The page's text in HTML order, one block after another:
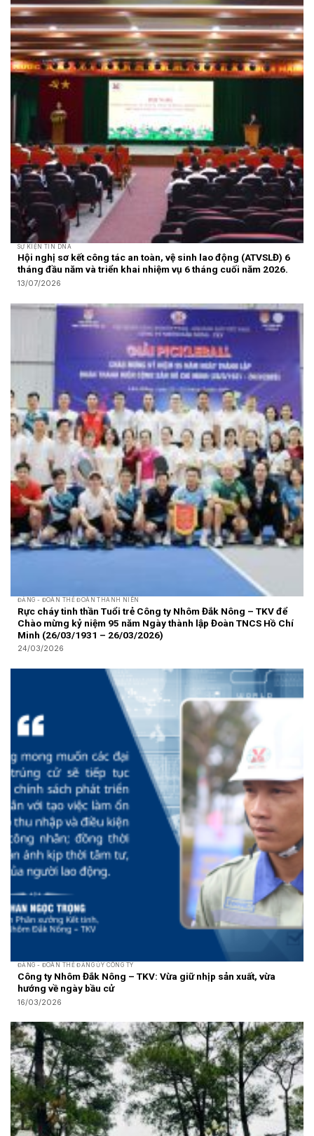
SỰ KIỆN TIN DNA
Hội nghị sơ kết công tác an toàn, vệ sinh lao động (ATVSLĐ) 6
tháng đầu năm và triển khai nhiệm vụ 6 tháng cuối năm 2026.
13/07/2026
ĐẢNG - ĐOÀN THỂ ĐOÀN THANH NIÊN
Rực cháy tinh thần Tuổi trẻ Công ty Nhôm Đắk Nông – TKV để
Chào mừng kỷ niệm 95 năm Ngày thành lập Đoàn TNCS Hồ Chí
Minh (26/03/1931 – 26/03/2026)
24/03/2026
ĐẢNG - ĐOÀN THỂ ĐẢNG ỦY CÔNG TY
Công ty Nhôm Đắk Nông – TKV: Vừa giữ nhịp sản xuất, vừa
hướng về ngày bầu cử
16/03/2026